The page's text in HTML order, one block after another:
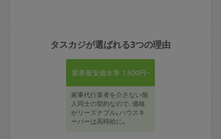
タスカジが選ばれる3つの理由
業界最安値水準 1,500円~
家事代行業者を介さない個
人同士の契約なので､価格
がリーズナブル｡ハウスキ
ーパーは高時給に｡